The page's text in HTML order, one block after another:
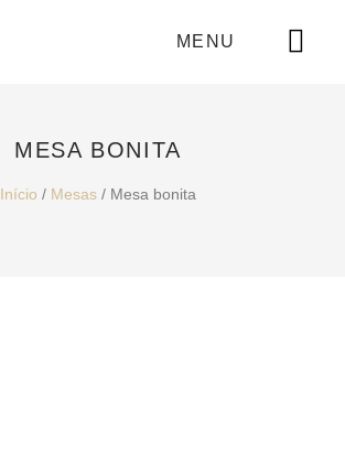
MENU
MESA BONITA
Início / Mesas / Mesa bonita